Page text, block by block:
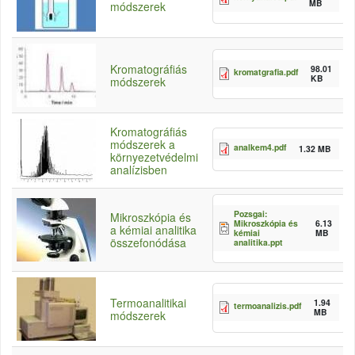
módszerek
MB
Kromatográfiás
módszerek
kromatgrafia.pdf
98.01
KB
Kromatográfiás
módszerek a
környezetvédelmi
analízisben
analkem4.pdf 1.32 MB
Mikroszkópia és
a kémiai analitika
összefonódása
Pozsgai:
Mikroszkópia és
kémiai
analitika.ppt
6.13
MB
Termoanalitikai
módszerek
termoanalizis.pdf
1.94
MB